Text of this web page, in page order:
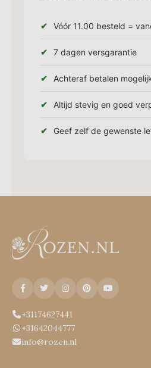
Vóór 11.00 besteld =
7 dagen versgarantie
Achteraf betalen
Altijd stevig en goed
Geef zelf de gewenste
+31174627441
+31642044777
info@rozen.nl